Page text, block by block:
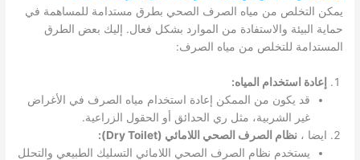
يمكن التخلص من مياه الصرف الصحي بطرق مستدامة للمساهمة في
حماية البيئة والاستفادة من الموارد بشكل فعال. إليك بعض الطرق
المستدامة للتخلص من مياه الصرف:
إعادة استخدام المياه:
قد يكون من الممكن إعادة استخدام مياه الصرف في الأغراض
غير الشربية، مثل ري الحدائق أو الحقول الزراعية.
ايضا ،نظام الصرف الصحي اللامائي (Dry Toilet):
يستخدم نظام الصرف الصحي اللامائي التسليك الطبيعي والتحلل